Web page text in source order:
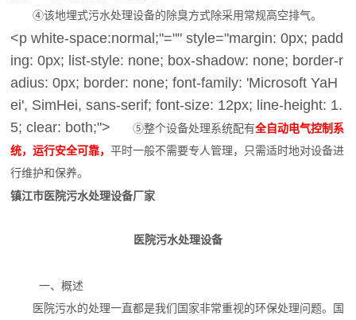
④该地埋式污水处理设备的除臭方式除采用常规高空排气。
<p white-space:normal;"="" style="margin: 0px; padd
ing: 0px; list-style: none; box-shadow: none; border-r
adius: 0px; border: none; font-family: 'Microsoft YaH
ei', SimHei, sans-serif; font-size: 12px; line-height: 1.
5; clear: both;"> ⑤整个设备处理系统配有全自动电气控制系
统，运行安全可靠，平时一般不需要专人管理，只需适时地对设备进
行维护和保养。
镇江市医院污水处理设备厂家
医院污水处理设备
一、概述
医院污水的处理一直都是我们国家非常重视的环保处理问题。国